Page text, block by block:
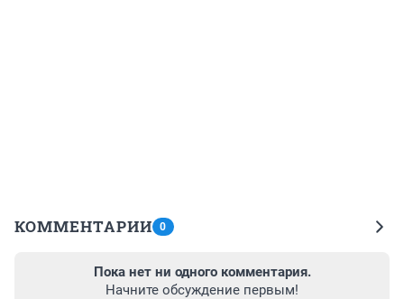
КОММЕНТАРИИ 0
Пока нет ни одного комментария.
Начните обсуждение первым!